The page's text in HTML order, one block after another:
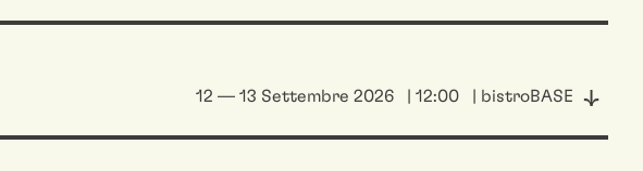
12 — 13 Settembre 2026 | 12:00 | bistroBASE